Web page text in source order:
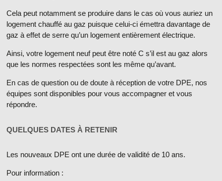
Cela peut notamment se produire dans le cas où vous auriez un
logement chauffé au gaz puisque celui-ci émettra davantage de
gaz à effet de serre qu’un logement entièrement électrique.
Ainsi, votre logement neuf peut être noté C s’il est au gaz alors
que les normes respectées sont les même qu’avant.
En cas de question ou de doute à réception de votre DPE, nos
équipes sont disponibles pour vous accompagner et vous
répondre.
QUELQUES DATES À RETENIR
Les nouveaux DPE ont une durée de validité de 10 ans.
Pour information :